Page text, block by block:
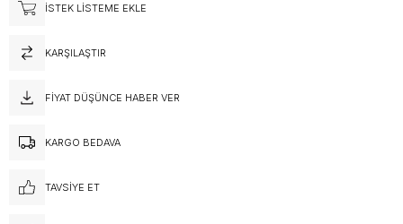
İSTEK LISTEME EKLE
KARŞILAŞTIR
FIYAT DÜŞÜNCE HABER VER
KARGO BEDAVA
TAVSIYE ET